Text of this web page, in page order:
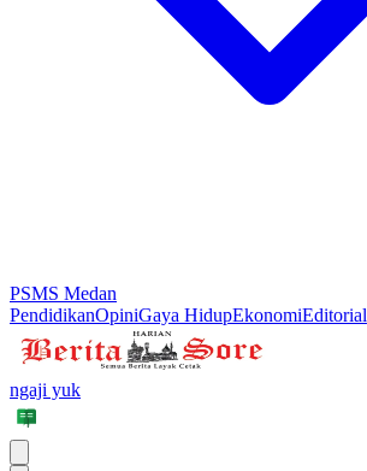
PSMS Medan
PendidikanOpiniGaya HidupEkonomiEditorial
ngaji yuk